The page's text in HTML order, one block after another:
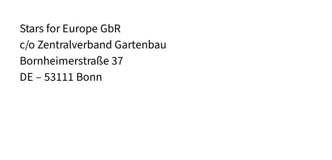
Stars for Europe GbR
c/o Zentralverband Gartenbau
Bornheimerstraße 37
DE – 53111 Bonn